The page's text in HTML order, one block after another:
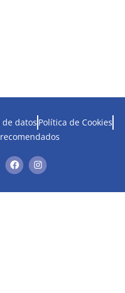
datos Política de Cookies